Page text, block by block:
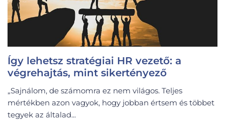
Így lehetsz stratégiai HR vezető: a
végrehajtás, mint sikertényező
„Sajnálom, de számomra ez nem világos. Teljes
mértékben azon vagyok, hogy jobban értsem és többet
tegyek az általad...